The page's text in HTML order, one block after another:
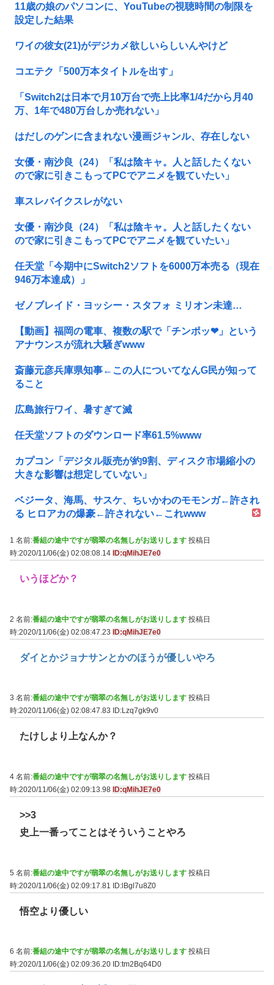
11歳の娘のパソコンに、YouTubeの視聴時間の制限を
設定した結果
ワイの彼女(21)がデジカメ欲しいらしいんやけど
コエテク「500万本タイトルを出す」
「Switch2は日本で月10万台で売上比率1/4だから月40
万、1年で480万台しか売れない」
はだしのゲンに含まれない漫画ジャンル、存在しない
女優・南沙良（24）「私は陰キャ。人と話したくない
ので家に引きこもってPCでアニメを観ていたい」
車スレバイクスレがない
女優・南沙良（24）「私は陰キャ。人と話したくない
ので家に引きこもってPCでアニメを観ていたい」
任天堂「今期中にSwitch2ソフトを6000万本売る（現在
946万本達成）」
ゼノブレイド・ヨッシー・スタフォ ミリオン未達…
【動画】福岡の電車、複数の駅で「チンポッ❤」という
アナウンスが流れ大騒ぎwww
斎藤元彦兵庫県知事←この人についてなんG民が知って
ること
広島旅行ワイ、暑すぎて滅
任天堂ソフトのダウンロード率61.5%www
カプコン「デジタル販売が約9割、ディスク市場縮小の
大きな影響は想定していない」
ベジータ、海馬、サスケ、ちいかわのモモンガ←許され
る ヒロアカの爆豪←許されない←これwww
1 名前:番組の途中ですが翡翠の名無しがお送りします 投稿日
時:2020/11/06(金) 02:08:08.14 ID:qMihJE7e0
いうほどか？
2 名前:番組の途中ですが翡翠の名無しがお送りします 投稿日
時:2020/11/06(金) 02:08:47.23 ID:qMihJE7e0
ダイとかジョナサンとかのほうが優しいやろ
3 名前:番組の途中ですが翡翠の名無しがお送りします 投稿日
時:2020/11/06(金) 02:08:47.83
ID:Lzq7gk9v0
たけしより上なんか？
4 名前:番組の途中ですが翡翠の名無しがお送りします 投稿日
時:2020/11/06(金) 02:09:13.98 ID:qMihJE7e0
>>3
史上一番ってことはそういうことやろ
5 名前:番組の途中ですが翡翠の名無しがお送りします 投稿日
時:2020/11/06(金) 02:09:17.81 ID:lBgl7u8Z0
悟空より優しい
6 名前:番組の途中ですが翡翠の名無しがお送りします 投稿日
時:2020/11/06(金) 02:09:36.20 ID:tm2Bq64D0